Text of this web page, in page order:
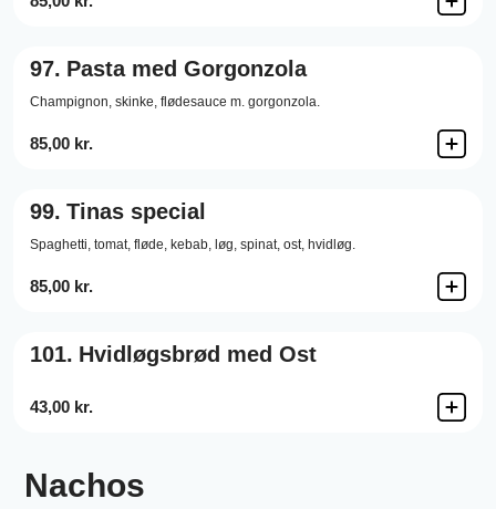
97. Pasta med Gorgonzola
Champignon, skinke, flødesauce m. gorgonzola.
85,00 kr.
99. Tinas special
Spaghetti, tomat, fløde, kebab, løg, spinat, ost, hvidløg.
85,00 kr.
101. Hvidløgsbrød med Ost
43,00 kr.
Nachos